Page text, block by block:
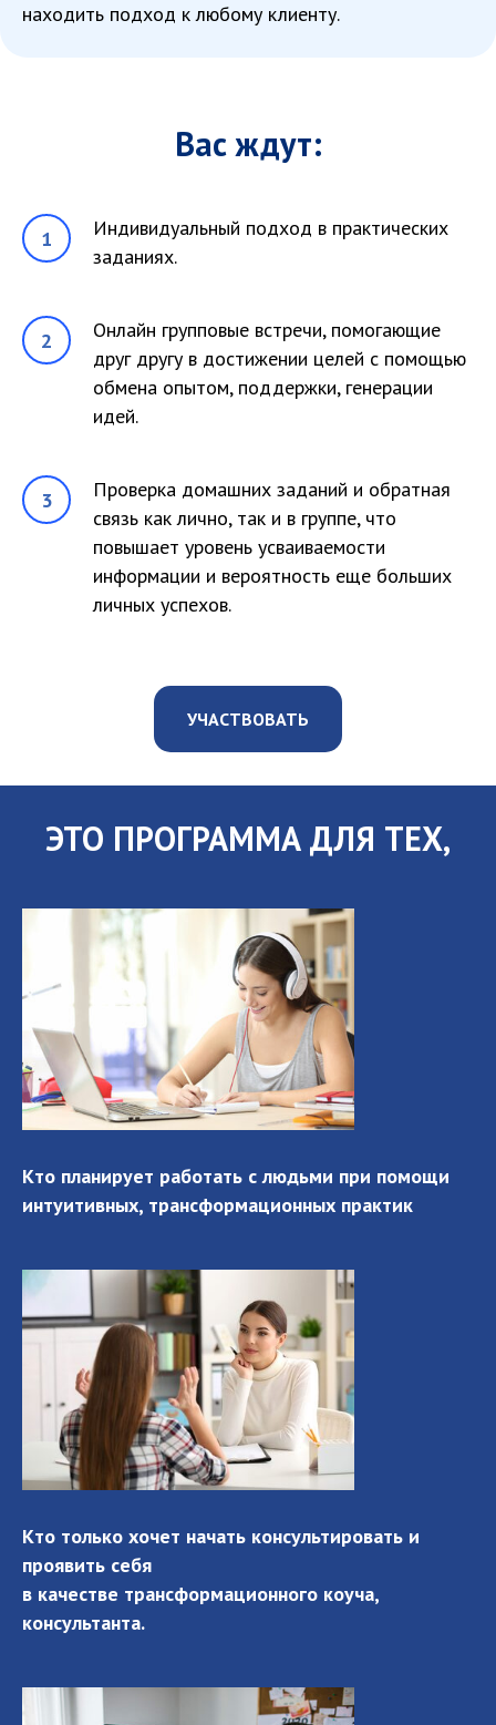
находить подход к любому клиенту.
Вас ждут:
Индивидуальный подход в практических
заданиях.
Онлайн групповые встречи, помогающие
друг другу в достижении целей с помощью
обмена опытом, поддержки, генерации
идей.
Проверка домашних заданий и обратная
связь как лично, так и в группе, что
повышает уровень усваиваемости
информации и вероятность еще больших
личных успехов.
УЧАСТВОВАТЬ
ЭТО ПРОГРАММА ДЛЯ ТЕХ,
Кто планирует работать с людьми при помощи
интуитивных, трансформационных практик
Кто только хочет начать консультировать и
проявить себя
в качестве трансформационного коуча,
консультанта.